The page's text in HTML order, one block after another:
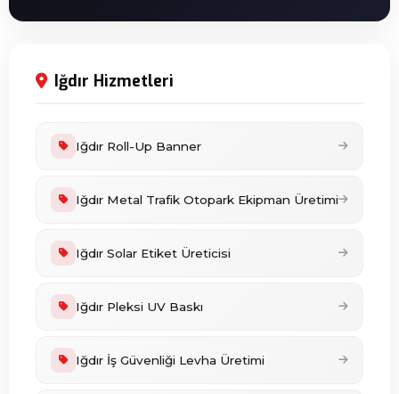
Iğdır Hizmetleri
Iğdır Roll-Up Banner
Iğdır Metal Trafik Otopark Ekipman Üretimi
Iğdır Solar Etiket Üreticisi
Iğdır Pleksi UV Baskı
Iğdır İş Güvenliği Levha Üretimi